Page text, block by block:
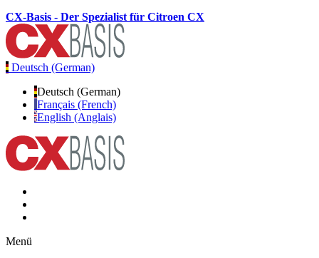
CX-Basis - Der Spezialist für Citroen CX
Deutsch (German)
Deutsch (German)
Français (French)
English (Anglais)
Menü